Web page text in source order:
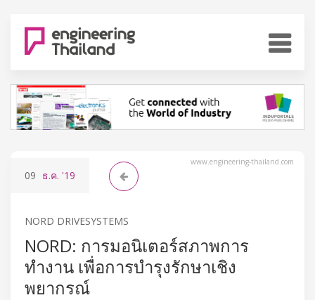
www.engineering-thailand.com
09 ธ.ค. '19
NORD DRIVESYSTEMS
NORD: การมอนิเตอร์สภาพการ
ทำงาน เพื่อการบำรุงรักษาเชิง
พยากรณ์